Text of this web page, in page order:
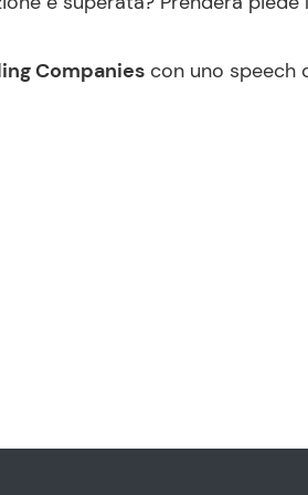
Companies con uno speech